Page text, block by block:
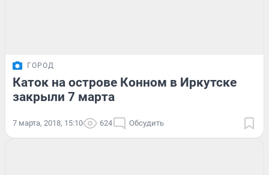
ГОРОД
Каток на острове Конном в Иркутске
закрыли 7 марта
7 марта, 2018, 15:10 624 Обсудить